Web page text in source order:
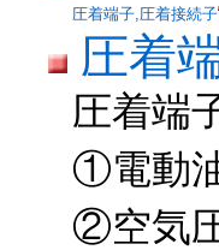
圧着端子,圧着接続子
圧着
圧着端
①電動
②空気